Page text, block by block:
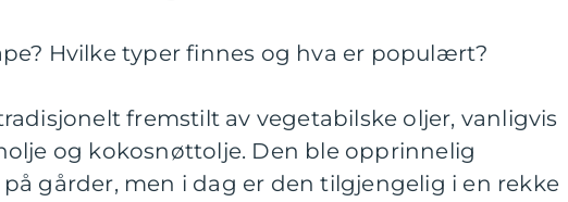
Hvilke typer finnes og hva er populært?
fremstilt av vegetabilske oljer, vanligvis
og kokosnøttolje. Den ble opprinnelig
gårder, men i dag er den tilgjengelig i en rekke